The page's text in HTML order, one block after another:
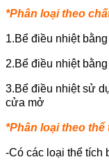
*Phân loại theo
1.Bể điều nhiệt
2.Bể điều nhiệt
3.Bể điều nhiệt sử
cửa mở
*Phân loại theo thể
-Có các loại thể tích